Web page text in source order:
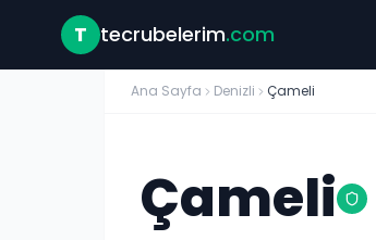
T tecrubelerim.com
Ana Sayfa Denizli Çameli
Çameli